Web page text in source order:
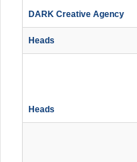
DARK Creative Agency
Heads
Heads